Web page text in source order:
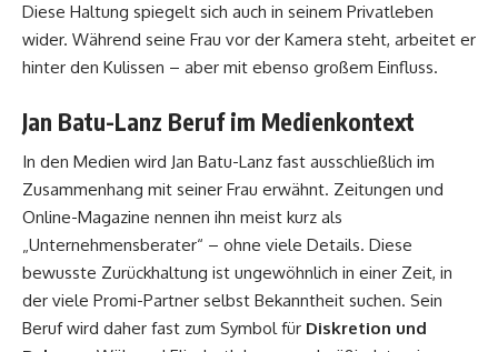
Diese Haltung spiegelt sich auch in seinem Privatleben
wider. Während seine Frau vor der Kamera steht, arbeitet er
hinter den Kulissen – aber mit ebenso großem Einfluss.
Jan Batu-Lanz Beruf im Medienkontext
In den Medien wird Jan Batu-Lanz fast ausschließlich im
Zusammenhang mit seiner Frau erwähnt. Zeitungen und
Online-Magazine nennen ihn meist kurz als
„Unternehmensberater“ – ohne viele Details. Diese
bewusste Zurückhaltung ist ungewöhnlich in einer Zeit, in
der viele Promi-Partner selbst Bekanntheit suchen. Sein
Beruf wird daher fast zum Symbol für Diskretion und